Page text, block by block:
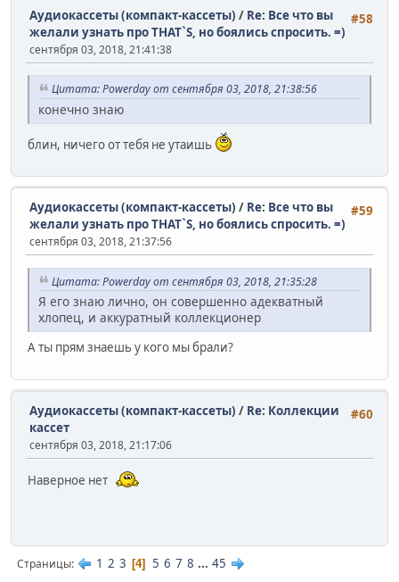
#58
Аудиокассеты (компакт-кассеты) / Re: Все что вы
желали узнать про THAT`S, но боялись спросить. =)
сентября 03, 2018, 21:41:38
Цитата: Powerday от сентября 03, 2018, 21:38:56
конечно знаю
блин, ничего от тебя не утаишь
#59
Аудиокассеты (компакт-кассеты) / Re: Все что вы
желали узнать про THAT`S, но боялись спросить. =)
сентября 03, 2018, 21:37:56
Цитата: Powerday от сентября 03, 2018, 21:35:28
Я его знаю лично, он совершенно адекватный
хлопец, и аккуратный коллекционер
А ты прям знаешь у кого мы брали?
#60
Аудиокассеты (компакт-кассеты) / Re: Коллекции
кассет
сентября 03, 2018, 21:17:06
Наверное нет
Страницы 1 2 3 4 5 6 7 8 ... 45